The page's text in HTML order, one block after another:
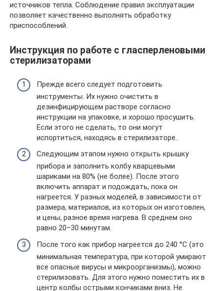
источников тепла. Соблюдение правил эксплуатации
позволяет качественно выполнять обработку
приспособлений.
Инструкция по работе с гласперленовыми
стерилизаторами
Прежде всего следует подготовить
инструменты. Их нужно очистить в
дезинфицирующем растворе согласно
инструкции на упаковке, и хорошо просушить.
Если этого не сделать, то они могут
испортиться, находясь в стерилизаторе.
Следующим этапом нужно открыть крышку
прибора и заполнить колбу кварцевыми
шариками на 80% (не более). После этого
включить аппарат и подождать, пока он
нагреется. У разных моделей, в зависимости от
размера, материалов, из которых он изготовлен,
и цены, разное время нагрева. В среднем оно
равно 20–30 минутам.
После того как прибор нагреется до 240 °C (это
минимальная температура, при которой умирают
все опасные вирусы и микроорганизмы), можно
стерилизовать. Для этого нужно поместить их в
центр колбы острыми кончиками вниз. Не